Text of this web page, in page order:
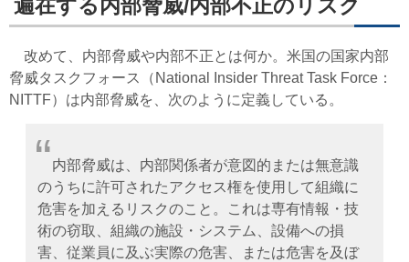
遍在する内部脅威/内部不正のリスク
改めて、内部脅威や内部不正とは何か。米国の国家内部
脅威タスクフォース（National Insider Threat Task Force：
NITTF）は内部脅威を、次のように定義している。
内部脅威は、内部関係者が意図的または無意識
のうちに許可されたアクセス権を使用して組織に
危害を加えるリスクのこと。これは専有情報・技
術の窃取、組織の施設・システム、設備への損
害、従業員に及ぶ実際の危害、または危害を及ぼ